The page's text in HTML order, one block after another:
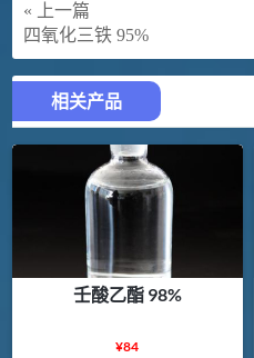
« 上一篇
四氧化三铁 95%
相关产品
壬酸乙酯 98%
¥84